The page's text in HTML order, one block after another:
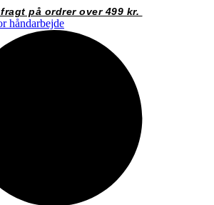
på ordrer over 499 kr.